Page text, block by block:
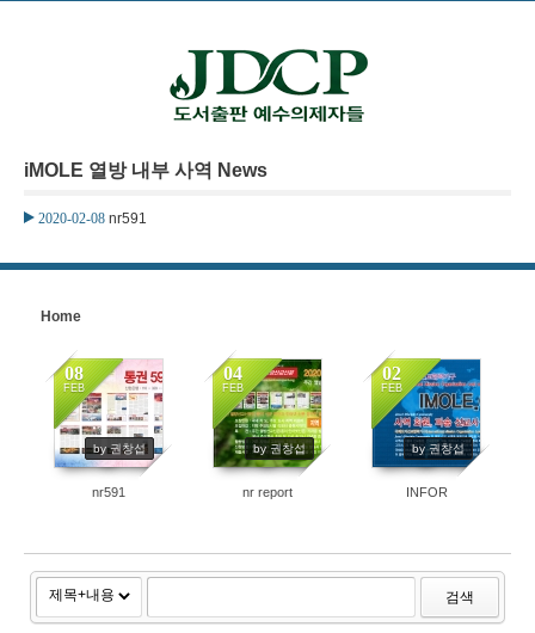
iMOLE 열방 내부 사역 News
2020-02-08 nr591
Home
08
FEB
by 권창섭
6643
nr591
04
FEB
by 권창섭
6846
nr report
02
FEB
by 권창섭
6083
INFOR
검색
Sketchbook5, 스케치북5
Sketchbook5, 스케치북5